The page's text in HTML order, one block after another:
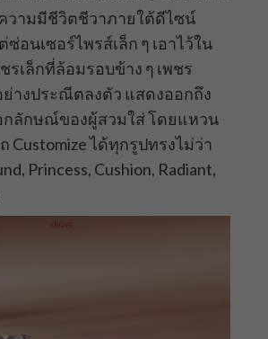
วามมีชีวิตชีวาภายใต้ดีไซน์
อนเซอร์ไพรส์เล็ก ๆ เอาไว้ใน
รเล็กที่ล้อมรอบข้าง ๆ เพชร
ย่างประณีตลงตัว แสดงออกถึง
กลักษณ์ของผู้สวมใส่ โดยแหวน
Customize ได้ทุกรูปทรงไม่ว่า
Princess, Cushion, Radiant,